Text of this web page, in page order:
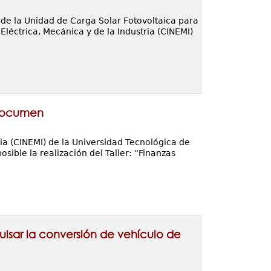
la Unidad de Carga Solar Fotovoltaica para
Mecánica y de la Industria (CINEMI)
(CINEMI) de la Universidad Tecnológica de
la realización del Taller: “Finanzas
la conversión de vehículo de